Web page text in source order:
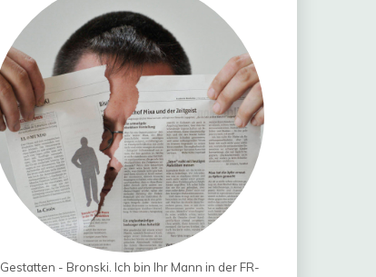
Gestatten - Bronski. Ich bin Ihr Mann in der FR-